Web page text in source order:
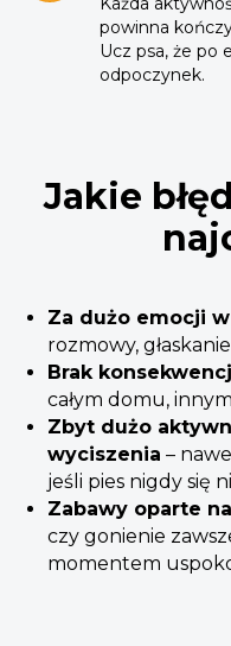
powinna
Ucz psa, że po
odpoczynek.
Jakie
Za dużo emocji
rozmowy,
Brak
całym domu,
Zbyt dużo
wyciszenia –
jeśli pies nigdy się
Zabawy oparte
czy gonienie
momentem